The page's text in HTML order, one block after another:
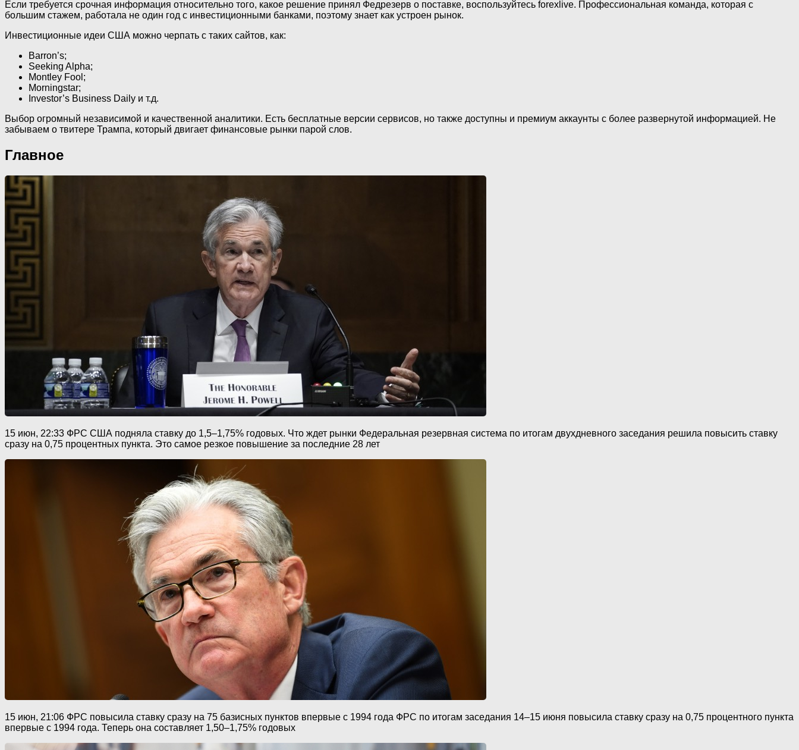
Если требуется срочная информация относительно того, какое решение принял Федрезерв о поставке, воспользуйтесь forexlive. Профессиональная команда, которая с
большим стажем, работала не один год с инвестиционными банками, поэтому знает как устроен рынок.
Инвестиционные идеи США можно черпать с таких сайтов, как:
Barron’s;
Seeking Alpha;
Montley Fool;
Morningstar;
Investor’s Business Daily и т.д.
Выбор огромный независимой и качественной аналитики. Есть бесплатные версии сервисов, но также доступны и премиум аккаунты с более развернутой информацией. Не
забываем о твитере Трампа, который двигает финансовые рынки парой слов.
Главное
15 июн, 22:33 ФРС США подняла ставку до 1,5–1,75% годовых. Что ждет рынки Федеральная резервная система по итогам двухдневного заседания решила повысить ставку
сразу на 0,75 процентных пункта. Это самое резкое повышение за последние 28 лет
15 июн, 21:06 ФРС повысила ставку сразу на 75 базисных пунктов впервые с 1994 года ФРС по итогам заседания 14–15 июня повысила ставку сразу на 0,75 процентного пункта
впервые с 1994 года. Теперь она составляет 1,50–1,75% годовых